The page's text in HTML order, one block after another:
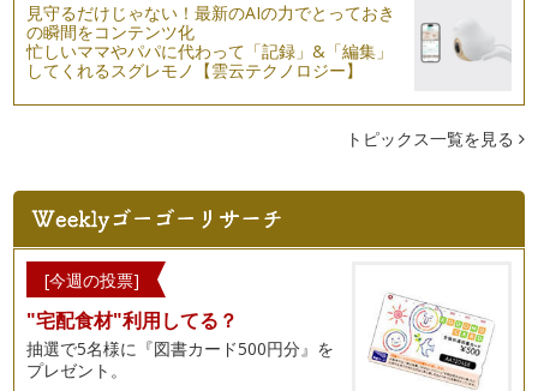
カフェインレスコーヒーのパートナー「クリーム」をどう選
ぶ？
コーヒークリームといえば、「液状」「粉末状」の2種類があ
ります。 液状のものでミル…
カフェインレスコーヒーには、こんな素敵な効果がある
働省では、溶媒抽出＝食品添加物とい…
温度が大事！温度によるコーヒーの味の違い
温かい飲み物。冷たい飲み物。どれも温度によっておいしく感
じたり、不快に感じたりします。 …
こんなに違うの！？お水によるコーヒーの味の違い
一言でお水といっても、軟水・硬水・水道水・ミネラルウォー
ターなど、色々な種類があります。 …
見守るだけじゃない！最新のAIの力でとっておき
の瞬間をコンテンツ化
忙しいママやパパに代わって「記録」&「編集」
してくれるスグレモノ【雲云テクノロジー】
トピックス一覧を見る
[今週の投票]
"宅配食材"利用してる？
抽選で5名様に『図書カード500円分』を
プレゼント。